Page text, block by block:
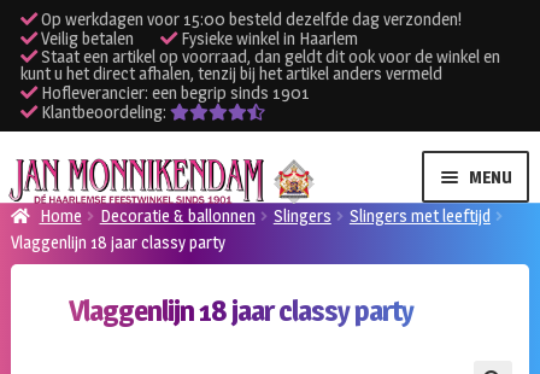
Op werkdagen voor 15:00 besteld dezelfde dag verzonden!
Veilig betalen
Fysieke winkel in Haarlem
Staat een artikel op voorraad, dan geldt dit ook voor de winkel en
kunt u het direct afhalen, tenzij bij het artikel anders vermeld
Hofleverancier: een begrip sinds 1901
Klantbeoordeling:
Ga
door
naar
navigatie
Ga
naar
de
inhoud
MENU
Verhuur kleding
Verhuur apparatuur
Home Decoratie & ballonnen Slingers
Slingers met leeftijd
Vlaggenlijn 18 jaar classy party
Vlaggenlijn 18 jaar classy party